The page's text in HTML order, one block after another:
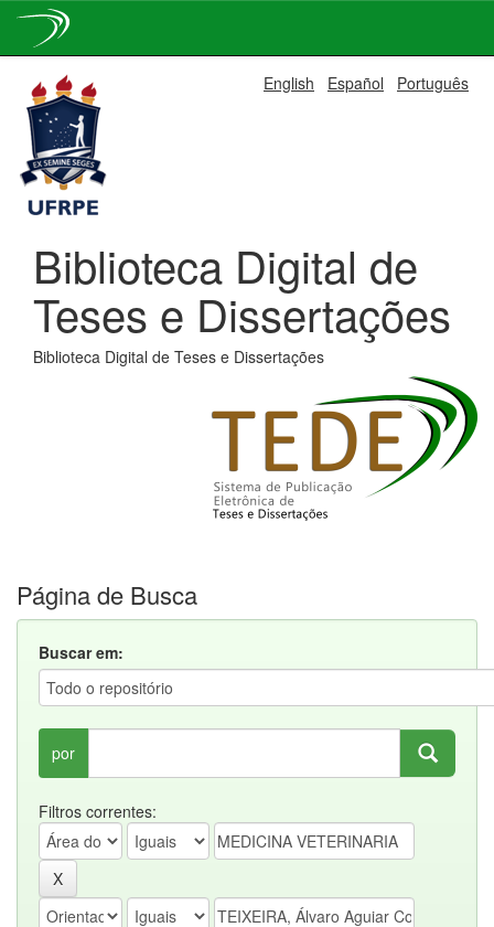
navigation
English Español Português
Biblioteca Digital de
Teses e Dissertações
Biblioteca Digital de Teses e Dissertações
Página de Busca
Buscar em:
por
Filtros correntes: